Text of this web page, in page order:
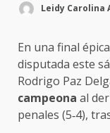
Leidy Carolina
En una final
disputada este
Rodrigo Paz
campeona al
penales (5‑4),